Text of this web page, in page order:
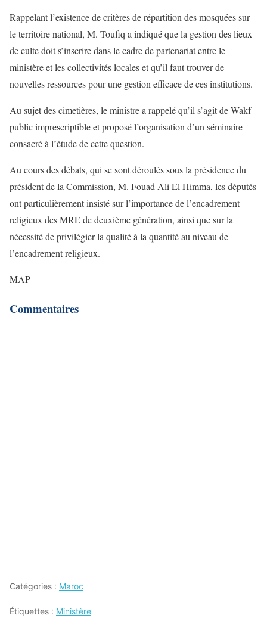
Rappelant l’existence de critères de répartition des mosquées sur
le territoire national, M. Toufiq a indiqué que la gestion des lieux
de culte doit s’inscrire dans le cadre de partenariat entre le
ministère et les collectivités locales et qu’il faut trouver de
nouvelles ressources pour une gestion efficace de ces institutions.
Au sujet des cimetières, le ministre a rappelé qu’il s’agit de Wakf
public imprescriptible et proposé l’organisation d’un séminaire
consacré à l’étude de cette question.
Au cours des débats, qui se sont déroulés sous la présidence du
président de la Commission, M. Fouad Ali El Himma, les députés
ont particulièrement insisté sur l’importance de l’encadrement
religieux des MRE de deuxième génération, ainsi que sur la
nécessité de privilégier la qualité à la quantité au niveau de
l’encadrement religieux.
MAP
Commentaires
Catégories : Maroc
Étiquettes : Ministère